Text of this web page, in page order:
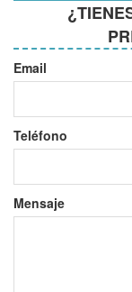
Email
Teléfono
Mensaje